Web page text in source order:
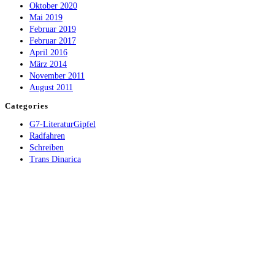
Oktober 2020
Mai 2019
Februar 2019
Februar 2017
April 2016
März 2014
November 2011
August 2011
Categories
G7-LiteraturGipfel
Radfahren
Schreiben
Trans Dinarica